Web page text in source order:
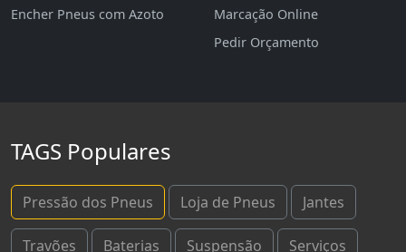
Encher Pneus com Azoto
Marcação Online
Pedir Orçamento
TAGS Populares
Pressão dos Pneus Loja de Pneus Jantes
Travões Baterias Suspensão Serviços